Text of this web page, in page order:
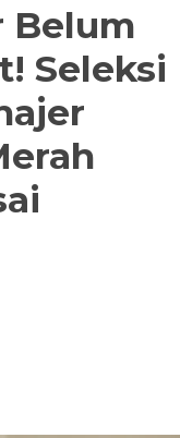
Belum
Seleksi